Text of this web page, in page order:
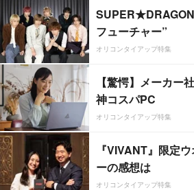
フューチャー”
オリコンタイアップ特集
【驚愕】メーカー
神コスパPC
オリコンタイアップ特集
『VIVANT』限定
ーの感想は
オリコンタイアップ特集